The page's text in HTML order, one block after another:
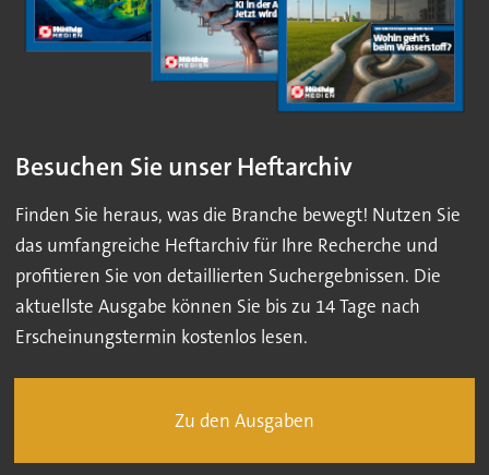
Besuchen Sie unser Heftarchiv
Finden Sie heraus, was die Branche bewegt! Nutzen Sie
das umfangreiche Heftarchiv für Ihre Recherche und
profitieren Sie von detaillierten Suchergebnissen. Die
aktuellste Ausgabe können Sie bis zu 14 Tage nach
Erscheinungstermin kostenlos lesen.
Zu den Ausgaben